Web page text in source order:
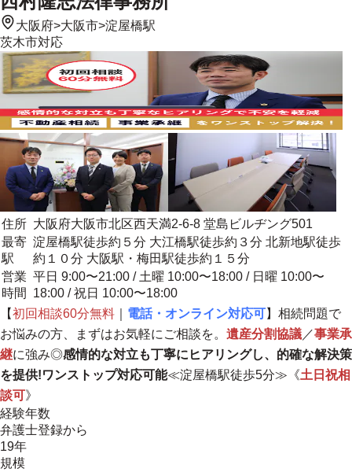
大阪府>大阪市>淀屋橋駅
茨木市対応
住所 大阪府大阪市北区西天満2-6-8 堂島ビルヂング501
最寄
駅
淀屋橋駅徒歩約５分 大江橋駅徒歩約３分 北新地駅徒歩
約１０分 大阪駅・梅田駅徒歩約１５分
営業
時間
平日 9:00〜21:00 / 土曜 10:00〜18:00 / 日曜 10:00〜
18:00 / 祝日 10:00〜18:00
【初回相談60分無料 電話・オンライン対応可】相続問題で
お悩みの方、まずはお気軽にご相談を。 遺産分割協議 ／事業承
継に強み◎感情的な対立も丁寧にヒアリングし、的確な解決策
を提供!ワンストップ対応可能≪淀屋橋駅徒歩5分≫《土日祝相
談可》
経験年数
弁護士登録から
19年
規模